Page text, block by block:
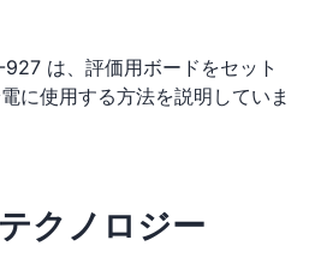
は、評価用ボードをセット
に使用する方法を説明していま
クノロジー